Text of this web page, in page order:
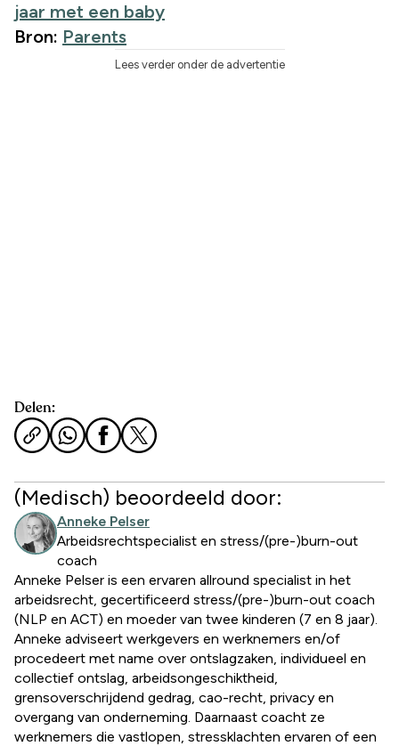
jaar met een baby
Bron: Parents
Lees verder onder de advertentie
Delen:
(Medisch) beoordeeld door:
Anneke Pelser
Arbeidsrechtspecialist en stress/(pre-)burn-out
coach
Anneke Pelser is een ervaren allround specialist in het
arbeidsrecht, gecertificeerd stress/(pre-)burn-out coach
(NLP en ACT) en moeder van twee kinderen (7 en 8 jaar).
Anneke adviseert werkgevers en werknemers en/of
procedeert met name over ontslagzaken, individueel en
collectief ontslag, arbeidsongeschiktheid,
grensoverschrijdend gedrag, cao-recht, privacy en
overgang van onderneming. Daarnaast coacht ze
werknemers die vastlopen, stressklachten ervaren of een